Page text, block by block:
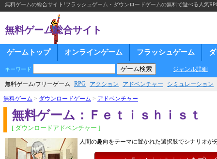
無料ゲームの総合サイト!フラッシュゲーム・ダウンロードゲームの無料で遊べる人気
無料ゲーム総合サイト
ゲームトップ オンラインゲーム フラッシュゲーム
キーワード ジャンル詳細
無料ゲーム/フリーゲーム RPG アクション アドベンチャー シミュレーション
無料ゲーム > ダウンロードゲーム > アドベンチャー
無料ゲーム：Ｆｅｔｉｓｈｉｓｔ
[ ダウンロードアドベンチャー ]
人間の趣向をテーマに置かれた選択肢でシナリオが